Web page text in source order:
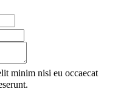
minim nisi eu occaecat